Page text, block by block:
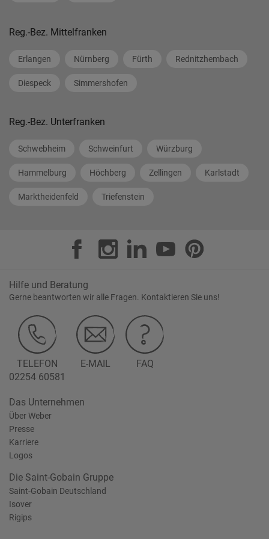
Reg.-Bez. Mittelfranken
Erlangen Nürnberg Fürth Rednitzhembach
Diespeck Simmershofen
Reg.-Bez. Unterfranken
Schwebheim Schweinfurt Würzburg
Hammelburg Höchberg Zellingen Karlstadt
Marktheidenfeld Triefenstein
Hilfe und Beratung
Gerne beantworten wir alle Fragen. Kontaktieren Sie uns!
TELEFON
02254 60581
E-MAIL FAQ
Das Unternehmen
Über Weber
Presse
Karriere
Logos
Die Saint-Gobain Gruppe
Saint-Gobain Deutschland
Isover
Rigips